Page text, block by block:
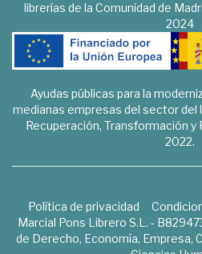
librerías de la Comunidad de
2024
Ayudas públicas para la
medianas empresas del sector del
Recuperación, Transformación y
2022.
Política de privacidad
Marcial Pons Librero S.L. -
de Derecho, Economía, Empresa,